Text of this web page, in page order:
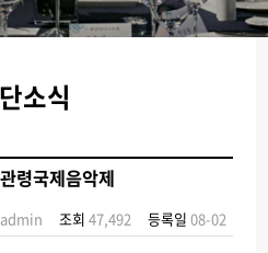
소식
령국제음악제
admin 조회 47,492 등록일 08-02